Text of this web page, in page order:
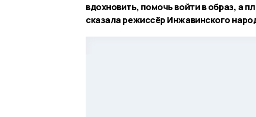
вдохновить, помочь войти в образ, а
сказала режиссёр Инжавинского